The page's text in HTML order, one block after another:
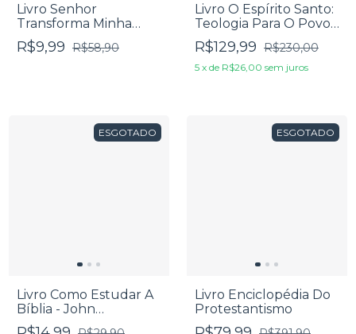
Livro Senhor
Transforma Minha
Atitude - James
MacDonald
R$9,99 R$58,90
Livro O Espírito Santo:
Teologia Para O Povo
De Deus - Gregg R.
Alisson
R$129,99 R$230,00
5 x de R$26,00 sem juros
ESGOTADO
Livro Como Estudar A
Bíblia - John
MacArthur
ESGOTADO
Livro Enciclopédia Do
Protestantismo